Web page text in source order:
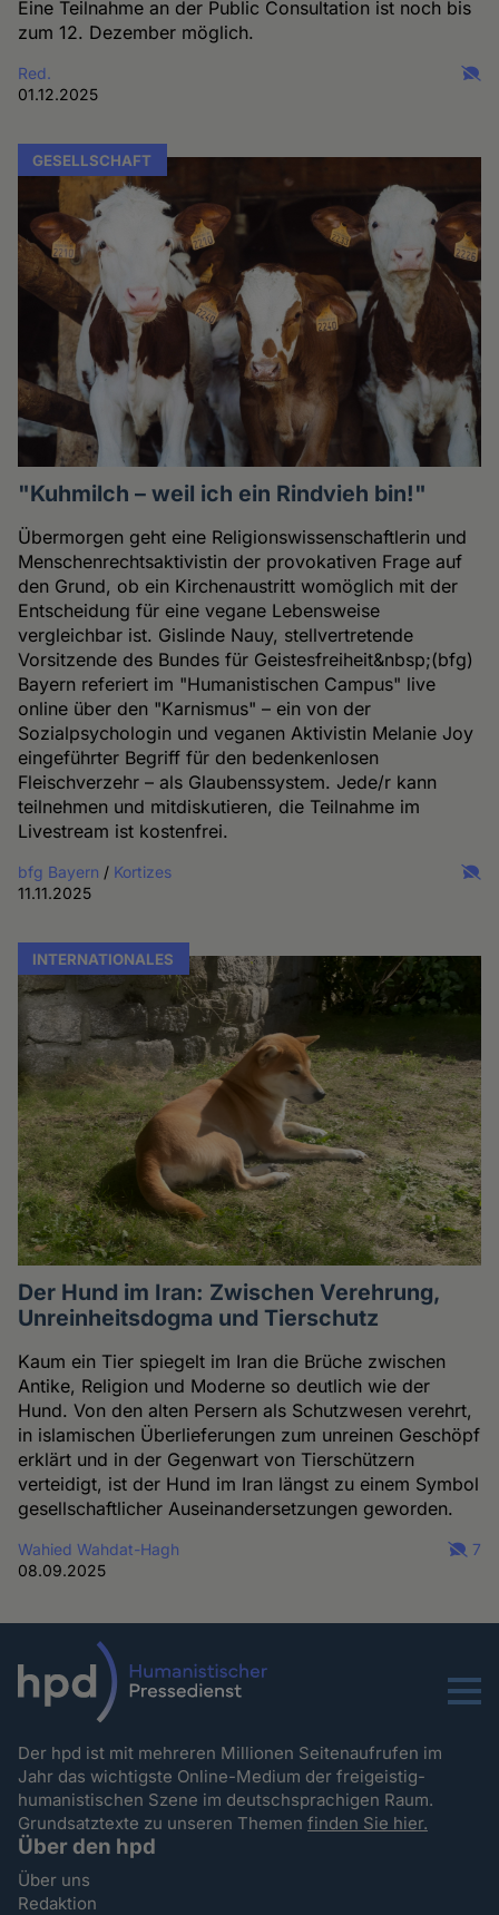
Eine Teilnahme an der Public Consultation ist noch bis
zum 12. Dezember möglich.
Red.
01.12.2025
GESELLSCHAFT
"Kuhmilch – weil ich ein Rindvieh bin!"
Übermorgen geht eine Religionswissenschaftlerin und
Menschenrechtsaktivistin der provokativen Frage auf
den Grund, ob ein Kirchenaustritt womöglich mit der
Entscheidung für eine vegane Lebensweise
vergleichbar ist. Gislinde Nauy, stellvertretende
Vorsitzende des Bundes für Geistesfreiheit&nbsp;(bfg)
Bayern referiert im "Humanistischen Campus" live
online über den "Karnismus" – ein von der
Sozialpsychologin und veganen Aktivistin Melanie Joy
eingeführter Begriff für den bedenkenlosen
Fleischverzehr – als Glaubenssystem. Jede/r kann
teilnehmen und mitdiskutieren, die Teilnahme im
Livestream ist kostenfrei.
bfg Bayern / Kortizes
11.11.2025
INTERNATIONALES
Der Hund im Iran: Zwischen Verehrung,
Unreinheitsdogma und Tierschutz
Kaum ein Tier spiegelt im Iran die Brüche zwischen
Antike, Religion und Moderne so deutlich wie der
Hund. Von den alten Persern als Schutzwesen verehrt,
in islamischen Überlieferungen zum unreinen Geschöpf
erklärt und in der Gegenwart von Tierschützern
verteidigt, ist der Hund im Iran längst zu einem Symbol
gesellschaftlicher Auseinandersetzungen geworden.
Wahied Wahdat-Hagh
08.09.2025
7
Menu
Der hpd ist mit mehreren Millionen Seitenaufrufen im
Jahr das wichtigste Online-Medium der freigeistig-
humanistischen Szene im deutschsprachigen Raum.
Grundsatztexte zu unseren Themenfinden Sie hier.
Über den hpd
Über uns
Redaktion